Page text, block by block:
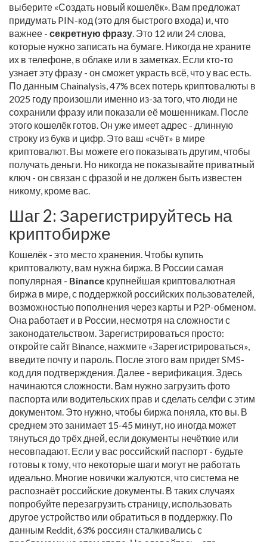
выберите «Создать новый кошелёк». Вам предложат
придумать PIN-код (это для быстрого входа) и, что
важнее - секретную фразу . Это 12 или 24 слова,
которые нужно записать на бумаге. Никогда не храните
их в телефоне, в облаке или в заметках. Если кто-то
узнает эту фразу - он сможет украсть всё, что у вас есть.
По данным Chainalysis, 47% всех потерь криптовалюты в
2025 году произошли именно из-за того, что люди не
сохранили фразу или показали её мошенникам. После
этого кошелёк готов. Он уже имеет адрес - длинную
строку из букв и цифр. Это ваш «счёт» в мире
криптовалют. Вы можете его показывать другим, чтобы
получать деньги. Но никогда не показывайте приватный
ключ - он связан с фразой и не должен быть известен
никому, кроме вас.
Шаг 2: Зарегистрируйтесь на
криптобирже
Кошелёк - это место хранения. Чтобы купить
криптовалюту, вам нужна биржа. В России самая
популярная - Binance крупнейшая криптовалютная
биржа в мире, с поддержкой российских пользователей,
возможностью пополнения через карты и P2P-обменом
Она работает и в России, несмотря на сложности с
законодательством. Зарегистрироваться просто:
откройте сайт Binance, нажмите «Зарегистрироваться»,
введите почту и пароль. После этого вам придет SMS-
код для подтверждения. Далее - верификация. Здесь
начинаются сложности. Вам нужно загрузить фото
паспорта или водительских прав и сделать селфи с этим
документом. Это нужно, чтобы биржа поняла, кто вы. В
среднем это занимает 15-45 минут, но иногда может
тянуться до трёх дней, если документы нечёткие или
несовпадают. Если у вас российский паспорт - будьте
готовы к тому, что некоторые шаги могут не работать
идеально. Многие новички жалуются, что система не
распознаёт российские документы. В таких случаях
попробуйте перезагрузить страницу, использовать
другое устройство или обратиться в поддержку. По
данным Reddit, 63% россиян сталкивались с